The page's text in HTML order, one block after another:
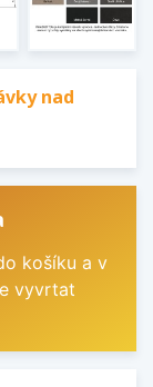
nad
košíku a v
vyvrtat